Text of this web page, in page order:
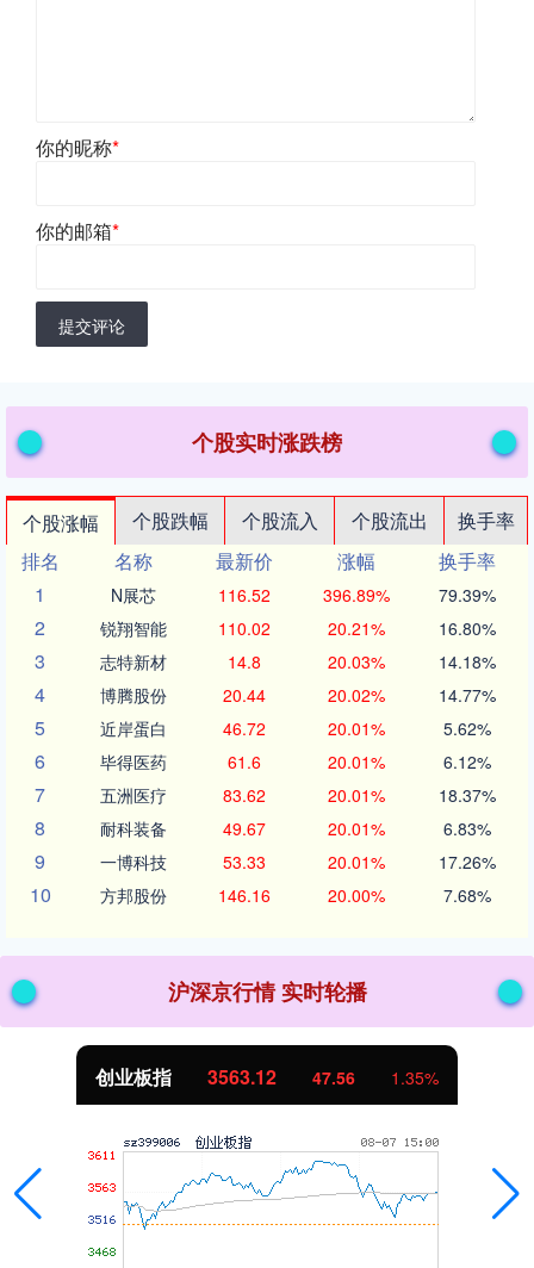
你的昵称*
你的邮箱*
提交评论
个股实时涨跌榜
个股涨幅 个股跌幅 个股流入 个股流出
换手率
排名
名称 最新价 涨幅
换手率
1
N展芯 116.52 396.89% 79.39%
2 锐翔智能 110.02 20.21% 16.80%
3 志特新材 14.8 20.03% 14.18%
4 博腾股份 20.44 20.02% 14.77%
5 近岸蛋白 46.72 20.01% 5.62%
6 毕得医药 61.6 20.01% 6.12%
7 五洲医疗 83.62 20.01% 18.37%
8 耐科装备 49.67 20.01% 6.83%
9 一博科技 53.33 20.01% 17.26%
10 方邦股份 146.16 20.00% 7.68%
沪深京行情 实时轮播
创业板指 3563.12 47.56 1.35%